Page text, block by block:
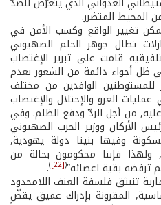
المحيط المتضرر.
تغيير الواقع وكسب الأمن في
تطال جوهر الحلم الصهيوني
قامت على تبرير الإغتصاب
ظل أجواء دائمة من الشعور بعدم
للمستوطنين الوافدين من مختلف
الغزو والإحتلال والإغتصاب
من أجل الردّ ودفع الظلم. وفي
الأركان ووزير الحرب الصهيوني
وفيها بنينا دولة يهودية,
فإننا محكومون بحالة من
ترفضه بقية اعضائه”(
[22]
)
.
تنبثق فلسفة العنف اللامحدود
المقرونة بإدراك عميق يقضّ